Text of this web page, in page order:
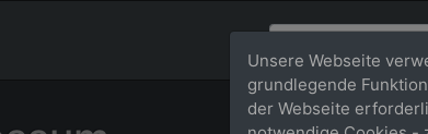
Unsere Webseite
grundlegende
der Webseite